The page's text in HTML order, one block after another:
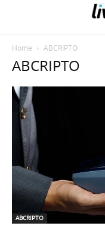
Home ABCRIPTO
ABCRIPTO
ABCRIPTO